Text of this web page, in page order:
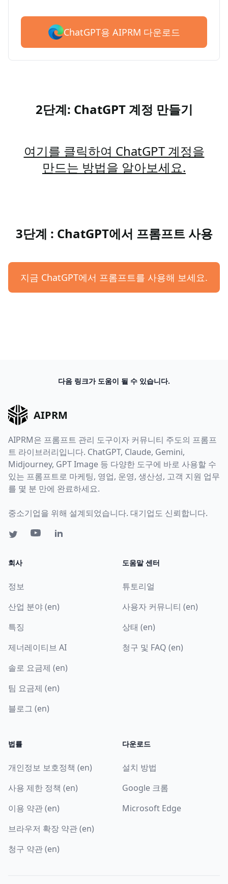
ChatGPT용 AIPRM 다운로드
2단계: ChatGPT 계정 만들기
여기를 클릭하여 ChatGPT 계정을
만드는 방법을 알아보세요.
3단계 : ChatGPT에서 프롬프트 사용
지금 ChatGPT에서 프롬프트를 사용해 보세요.
다음 링크가 도움이 될 수 있습니다.
AIPRM
AIPRM은 프롬프트 관리 도구이자 커뮤니티 주도의 프롬프
트 라이브러리입니다. ChatGPT, Claude, Gemini,
Midjourney, GPT Image 등 다양한 도구에 바로 사용할 수
있는 프롬프트로 마케팅, 영업, 운영, 생산성, 고객 지원 업무
를 몇 분 만에 완료하세요.
중소기업을 위해 설계되었습니다. 대기업도 신뢰합니다.
회사
정보
산업 분야 (en)
특징
제너레이티브 AI
솔로 요금제 (en)
팀 요금제 (en)
블로그 (en)
도움말 센터
튜토리얼
사용자 커뮤니티 (en)
상태 (en)
청구 및 FAQ (en)
법률
개인정보 보호정책 (en)
사용 제한 정책 (en)
이용 약관 (en)
브라우저 확장 약관 (en)
청구 약관 (en)
다운로드
설치 방법
Google 크롬
Microsoft Edge